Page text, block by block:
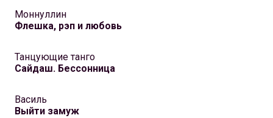
Моннуллин
Флешка, рэп и любовь
Танцующие танго
Сайдаш. Бессонница
Василь
Выйти замуж